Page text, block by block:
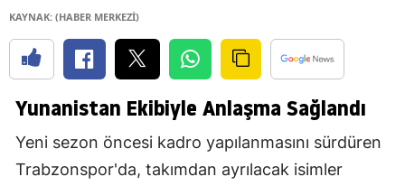
KAYNAK: (HABER MERKEZİ)
Yunanistan Ekibiyle Anlaşma Sağlandı
Yeni sezon öncesi kadro yapılanmasını sürdüren
Trabzonspor'da, takımdan ayrılacak isimler